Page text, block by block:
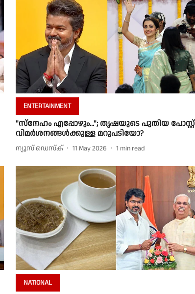
ENTERTAINMENT
"സ്നേഹം എപ്പോഴും..."; തൃഷയുടെ പുതിയ പോസ്റ്റ്
വിമർശനങ്ങൾക്കുള്ള മറുപടിയോ?
ന്യൂസ് ഡെസ്ക് 11 May 2026 1 min read
NATIONAL